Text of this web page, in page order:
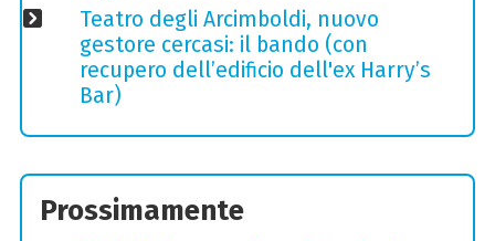
Teatro degli Arcimboldi, nuovo
gestore cercasi: il bando (con
recupero dell’edificio dell'ex Harry’s
Bar)
Prossimamente